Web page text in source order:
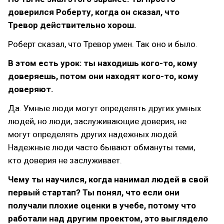
доверился Роберту, когда он сказал, что
Тревор действительно хорош.
Роберт сказал, что Тревор умен. Так оно и было.
В этом есть урок: ты находишь кого-то, кому
доверяешь, потом они находят кого-то, кому
доверяют.
Да. Умные люди могут определять других умных
людей, но люди, заслуживающие доверия, не
могут определять других надежных людей.
Надежные люди часто бывают обмануты теми,
кто доверия не заслуживает.
Чему ты научился, когда нанимал людей в свой
первый стартап? Ты понял, что если они
получали плохие оценки в учебе, потому что
работали над другим проектом, это выглядело